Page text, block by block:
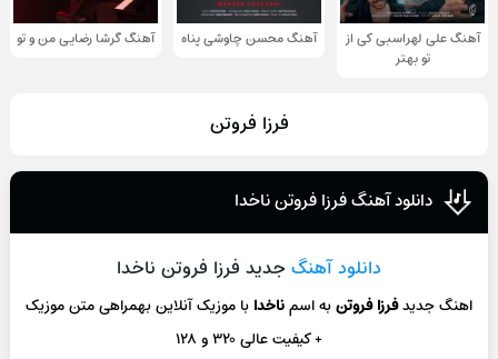
آهنگ علی لهراسبی کی از
تو ‌بهتر
آهنگ محسن چاوشی پناه آهنگ گرشا رضایی من و تو
فرزا فروتن
دانلود آهنگ فرزا فروتن ناخدا
دانلود آهنگ جدید فرزا فروتن ناخدا
اهنگ جدیدفرزا فروتنبه اسمناخدا با موزیک آنلاینبهمراهی متن موزیک
+ کیفیت عالی ۳۲۰ و ۱۲۸